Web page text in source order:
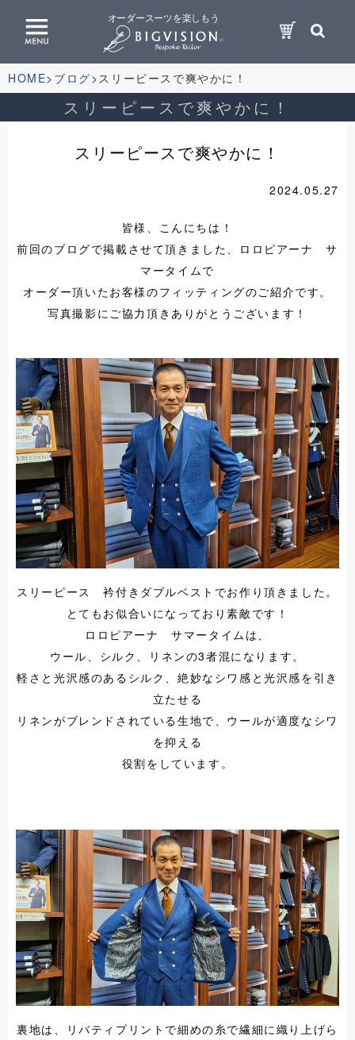
オーダースーツを楽しもう
HOME ブログ スリーピースで爽やかに！
スリーピースで爽やかに！
スリーピースで爽やかに！
2024.05.27
皆様、こんにちは！
前回のブログで掲載させて頂きました、ロロピアーナ サ
マータイムで
オーダー頂いたお客様のフィッティングのご紹介です。
写真撮影にご協力頂きありがとうございます！
スリーピース 衿付きダブルベストでお作り頂きました。
とてもお似合いになっており素敵です！
ロロピアーナ サマータイムは、
ウール、シルク、リネンの3者混になります。
軽さと光沢感のあるシルク、絶妙なシワ感と光沢感を引き
立たせる
リネンがブレンドされている生地で、ウールが適度なシワ
を抑える
役割をしています。
裏地は、リバティプリントで細めの糸で繊細に織り上げら